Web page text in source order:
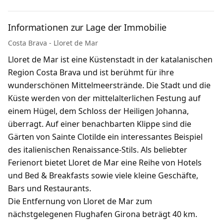
Informationen zur Lage der Immobilie
Costa Brava - Lloret de Mar
Lloret de Mar ist eine Küstenstadt in der katalanischen
Region Costa Brava und ist berühmt für ihre
wunderschönen Mittelmeerstrände. Die Stadt und die
Küste werden von der mittelalterlichen Festung auf
einem Hügel, dem Schloss der Heiligen Johanna,
überragt. Auf einer benachbarten Klippe sind die
Gärten von Sainte Clotilde ein interessantes Beispiel
des italienischen Renaissance-Stils. Als beliebter
Ferienort bietet Lloret de Mar eine Reihe von Hotels
und Bed & Breakfasts sowie viele kleine Geschäfte,
Bars und Restaurants.
Die Entfernung von Lloret de Mar zum
nächstgelegenen Flughafen Girona beträgt 40 km.